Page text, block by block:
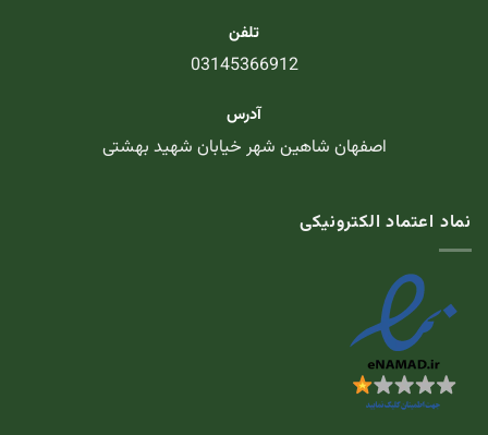
تلفن
03145366912
آدرس
اصفهان شاهین شهر خیابان شهید بهشتی
نماد اعتماد الکترونیکی